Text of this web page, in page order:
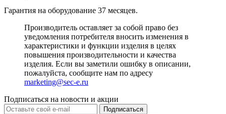
Гарантия на оборудование 37 месяцев.
Производитель оставляет за собой право без
уведомления потребителя вносить изменения в
характеристики и функции изделия в целях
повышения производительности и качества
изделия. Если вы заметили ошибку в описании,
пожалуйста, сообщите нам по адресу
marketing@sec-e.ru
Подписаться на новости и акции
Подписаться